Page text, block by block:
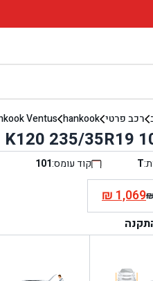
רכב פרטי hankook
Ventus
235/35R19
T קוד עומס:101
₪1,069